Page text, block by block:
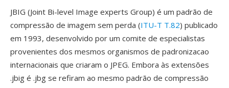
JBIG (Joint Bi-level Image experts Group) é um padrão de
compressão de imagem sem perda (ITU-T T.82) publicado
em 1993, desenvolvido por um comite de especialistas
provenientes dos mesmos organismos de padronizacao
internacionais que criaram o JPEG. Embora às extensões
.jbig é .jbg se refiram ao mesmo padrão de compressão